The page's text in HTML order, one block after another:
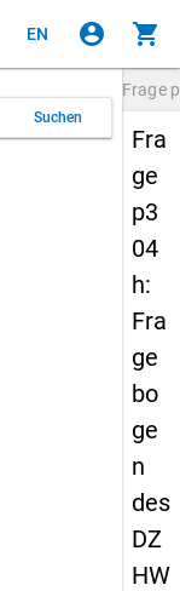
EN account_circle shopping_cart
Suchen
Frage
Fra
ge
p3
04
h:
Fra
ge
bo
ge
n
des
DZ
HW